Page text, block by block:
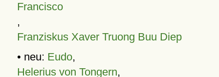
Francisco
,
Franziskus Xaver Truong Buu Diep
• neu: Eudo,
Helerius von Tongern,